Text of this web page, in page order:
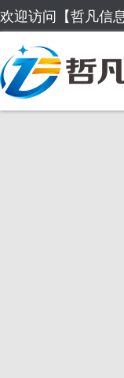
欢迎访问【哲凡信